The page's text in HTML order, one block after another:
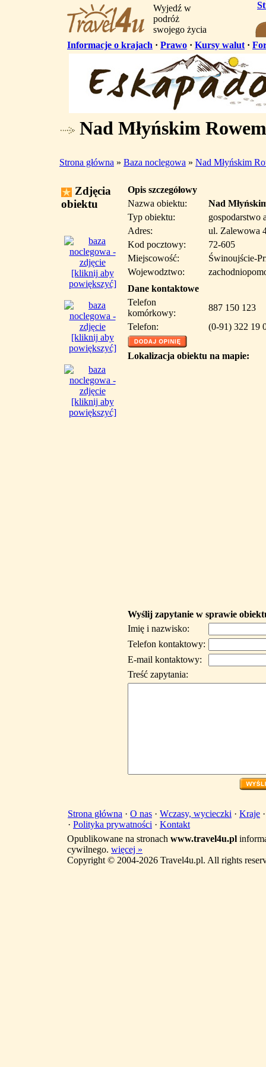
Wyjedź w
podróż
swojego życia
Informacje o krajach · Prawo · Kursy walut ·
Nad Młyńskim
Strona główna » Baza noclegowa » Nad Młyńskim
Zdjęcia
obiektu
[kliknij aby
powiększyć]
[kliknij aby
powiększyć]
[kliknij aby
powiększyć]
Opis szczegółowy
Nazwa obiektu:
Nad
Typ obiektu:
gospodarstwo
Adres:
ul. Zalewowa
Kod pocztowy:
72-605
Miejscowość:
Świnoujście-
Wojewodztwo:
Dane kontaktowe
Telefon
komórkowy:
887 150 123
Telefon:
(0-91) 322 19
Lokalizacja obiektu na mapie:
Wyślij zapytanie w sprawie
Imię i nazwisko:
Telefon kontaktowy:
E-mail kontaktowy:
Treść zapytania:
Strona główna · O nas · Wczasy, wycieczki · Kraje
· Polityka prywatności · Kontakt
Opublikowane na stronach www.travel4u.pl
cywilnego. więcej »
Copyright © 2004-2026 Travel4u.pl. All rights